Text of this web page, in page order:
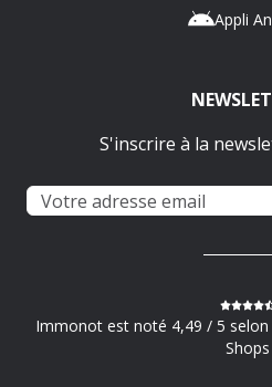
Appli
S'inscrire à la
Immonot est noté 4,49 / 5 selon
Shops